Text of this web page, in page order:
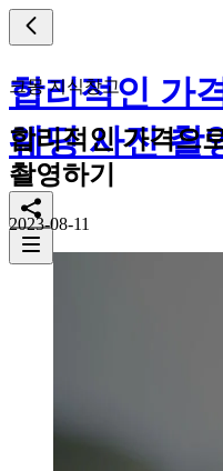
합리적인 가
웨딩 사진 촬
크몽 지식창고
합리적인 가격으
촬영하기
2023-08-11